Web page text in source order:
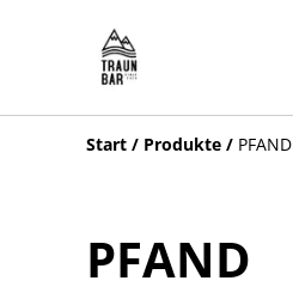
Start / Produkte / PFAND
PFAND